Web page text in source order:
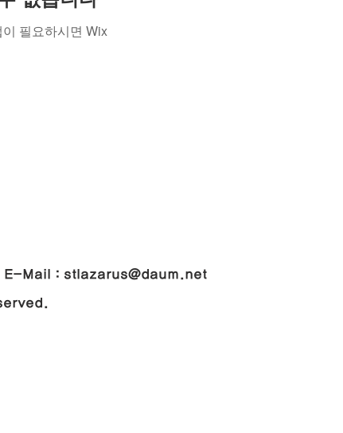
필요하시면 Wix
E-Mail : stlazarus@daum.net